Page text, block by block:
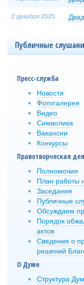
2 декабря 2025
Публичные
Пресс-служба
Новости
Фотогалерея
Видео
Символика
Вакансии
Конкурсы
Правотворческая
Полномочия
План работы
Заседания
Публичные
Обсуждаем
Порядок
актов
Сведения о
решений
О Думе
Структура